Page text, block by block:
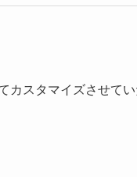
スタマイズさせて